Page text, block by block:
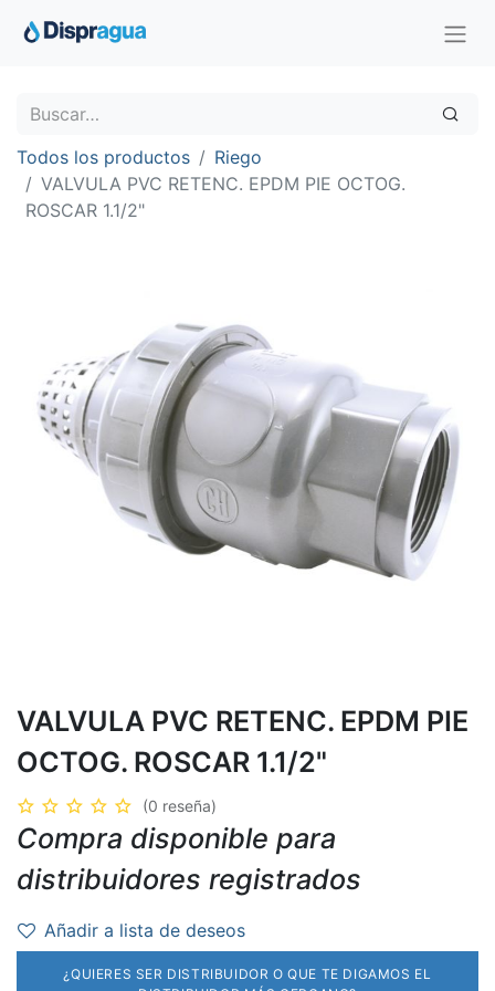
Todos los productos
Riego
VALVULA PVC RETENC. EPDM PIE OCTOG.
ROSCAR 1.1/2"
VALVULA PVC RETENC. EPDM PIE
OCTOG. ROSCAR 1.1/2"
(0 reseña)
Compra disponible para
distribuidores registrados
Añadir a lista de deseos
¿QUIERES SER DISTRIBUIDOR O QUE TE DIGAMOS EL